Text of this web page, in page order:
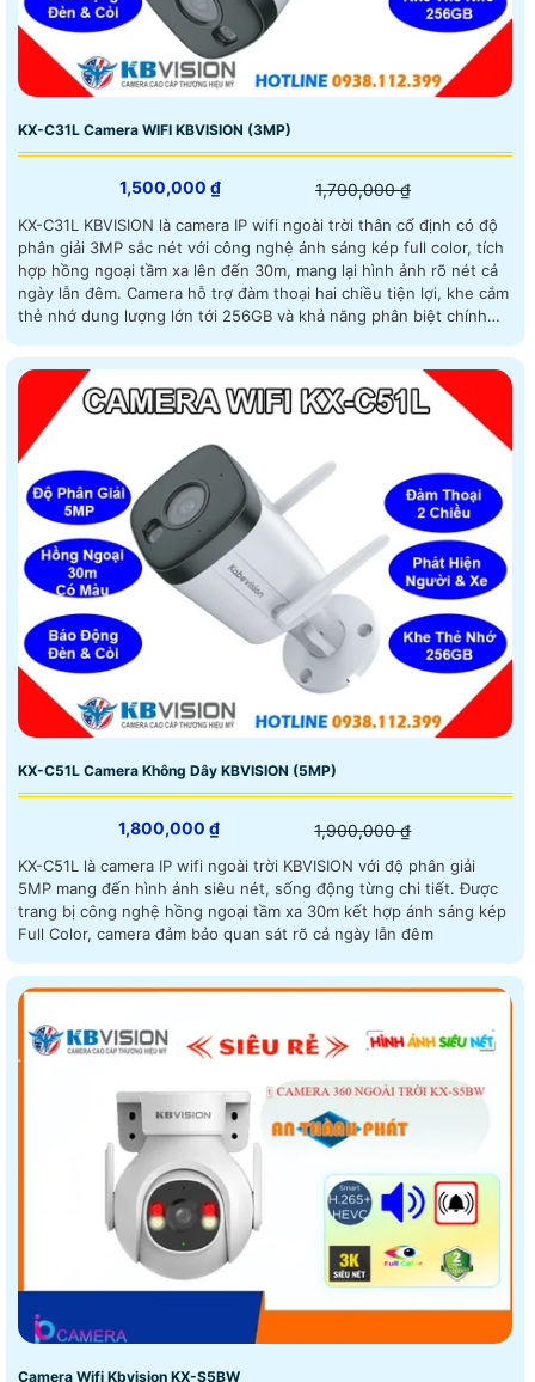
KX-C31L Camera WIFI KBVISION (3MP)
1,500,000 ₫ 1,700,000 ₫
KX-C31L KBVISION là camera IP wifi ngoài trời thân cố định có độ
phân giải 3MP sắc nét với công nghệ ánh sáng kép full color, tích
hợp hồng ngoại tầm xa lên đến 30m, mang lại hình ảnh rõ nét cả
ngày lẫn đêm. Camera hỗ trợ đàm thoại hai chiều tiện lợi, khe cắm
thẻ nhớ dung lượng lớn tới 256GB và khả năng phân biệt chính
minh
KX-C51L Camera Không Dây KBVISION (5MP)
1,800,000 ₫ 1,900,000 ₫
KX-C51L là camera IP wifi ngoài trời KBVISION với độ phân giải
5MP mang đến hình ảnh siêu nét, sống động từng chi tiết. Được
trang bị công nghệ hồng ngoại tầm xa 30m kết hợp ánh sáng kép
Full Color, camera đảm bảo quan sát rõ cả ngày lẫn đêm
Camera Wifi Kbvision KX-S5BW